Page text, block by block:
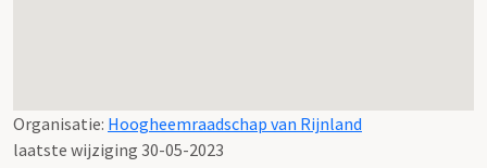
Organisatie: Hoogheemraadschap van Rijnland
laatste wijziging 30-05-2023